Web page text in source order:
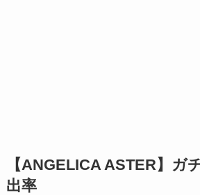
【ANGELICA ASTER】ガ
出率